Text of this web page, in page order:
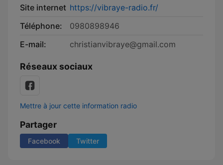
Site internet https://vibraye-radio.fr/
Téléphone:
0980898946
E-mail:
christianvibraye@gmail.com
Réseaux sociaux
Mettre à jour cette information radio
Partager
Facebook Twitter